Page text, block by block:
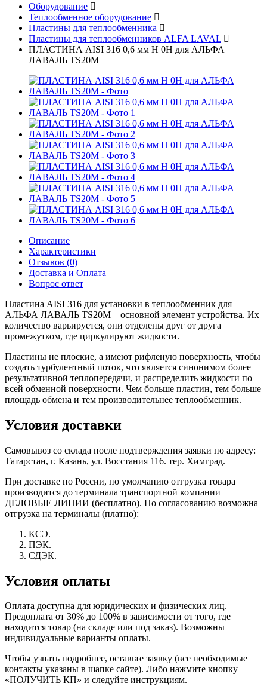
Оборудование
Теплообменное оборудование
Пластины для теплообменника
Пластины для теплообменников ALFA LAVAL
ПЛАСТИНА AISI 316 0,6 мм H 0H для АЛЬФА
ЛАВАЛЬ TS20M
Описание
Характеристики
Отзывов (0)
Доставка и Оплата
Вопрос ответ
Пластина AISI 316 для установки в теплообменник для
АЛЬФА ЛАВАЛЬ TS20M – основной элемент устройства. Их
количество варьируется, они отделены друг от друга
промежутком, где циркулируют жидкости.
Пластины не плоские, а имеют рифленую поверхность, чтобы
создать турбулентный поток, что является синонимом более
результативной теплопередачи, и распределить жидкости по
всей обменной поверхности. Чем больше пластин, тем больше
площадь обмена и тем производительнее теплообменник.
Условия доставки
Самовывоз со склада после подтверждения заявки по адресу:
Татарстан, г. Казань, ул. Восстания 116. тер. Химград.
При доставке по России, по умолчанию отгрузка товара
производится до терминала транспортной компании
ДЕЛОВЫЕ ЛИНИИ (бесплатно). По согласованию возможна
отгрузка на терминалы (платно):
КСЭ.
ПЭК.
СДЭК.
Условия оплаты
Оплата доступна для юридических и физических лиц.
Предоплата от 30% до 100% в зависимости от того, где
находится товар (на складе или под заказ). Возможны
индивидуальные варианты оплаты.
Чтобы узнать подробнее, оставьте заявку (все необходимые
контакты указаны в шапке сайте). Либо нажмите кнопку
«ПОЛУЧИТЬ КП» и следуйте инструкциям.